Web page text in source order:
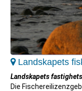
Landskapets
Landskapets
Die